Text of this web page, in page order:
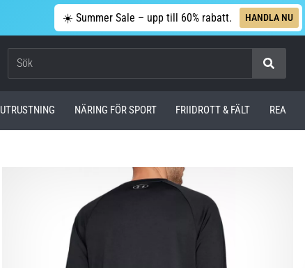
☀️ Summer Sale – upp till 60% rabatt. HANDLA NU
UTRUSTNING NÄRING FÖR SPORT FRIIDROTT & FÄLT REA